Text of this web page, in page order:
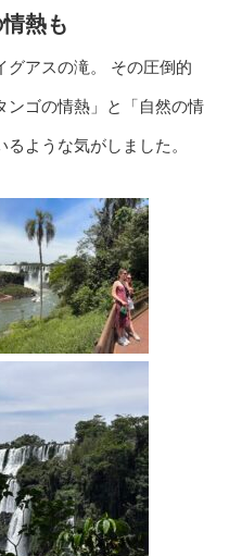
熱も
グアスの滝。 その圧倒的
ンゴの情熱」と「自然の情
ような気がしました。